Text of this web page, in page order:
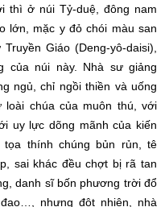
thì ở núi Tỷ-duệ, đông nam
lớn, mặc y đỏ chói màusan
Truyền Giáo (Deng-yô-daisi),
của núi này. Nhà sư giảng
ngủ, chỉ ngồi thiền và uống
chúa của muôn thú, với
uy lực dõng mãnh của kiến
tọa thính chúng bủn rủn , tê
, sai khác đều chợt bị rã tan
,danh sĩbốn phương trời đổ
…, nhưng đột nhiên
nhà